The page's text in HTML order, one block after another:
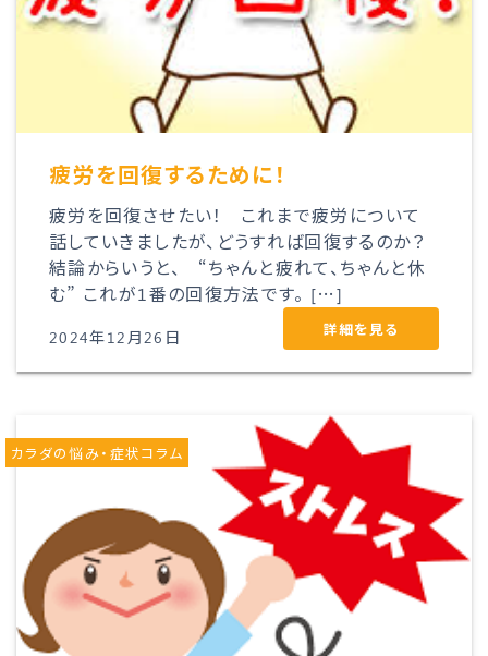
疲労を回復するために！
疲労を回復させたい！ これまで疲労について
話していきましたが、どうすれば回復するのか？
結論からいうと、 “ちゃんと疲れて、ちゃんと休
む” これが1番の回復方法です。 […]
2024年12月26日 詳細を見る
カラダの悩み・症状コラム